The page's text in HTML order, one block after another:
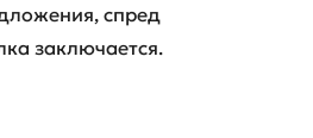
спред
заключается.